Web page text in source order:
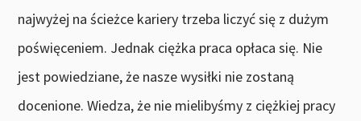
najwyżej na ścieżce kariery trzeba liczyć się z dużym
poświęceniem. Jednak ciężka praca opłaca się. Nie
jest powiedziane, że nasze wysiłki nie zostaną
docenione. Wiedza, że nie mielibyśmy z ciężkiej pracy